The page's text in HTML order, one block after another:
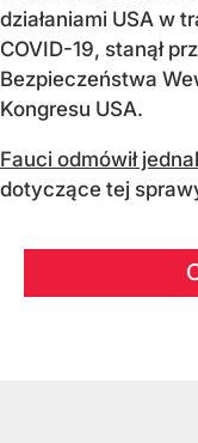
działaniami USA w
COVID-19, stanął
Bezpieczeństwa
Kongresu USA.
Fauci odmówił
dotyczące tej